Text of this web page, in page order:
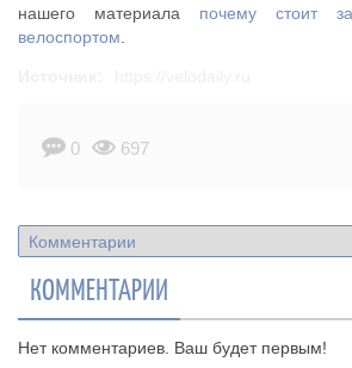
нашего материала почему стоит
велоспортом
0 697
КОММЕНТАРИИ
Нет комментариев. Ваш будет первым!